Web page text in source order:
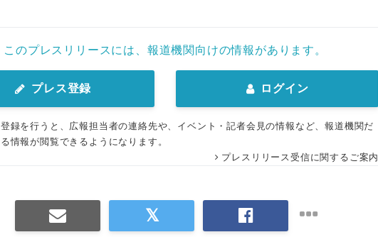
このプレスリリースには、報道機関向けの情報があります。
プレス登録 ログイン
録を行うと、広報担当者の連絡先や、イベント・記者会見の情報など、報道機関だ
情報が閲覧できるようになります。
プレスリリース受信に関するご案内